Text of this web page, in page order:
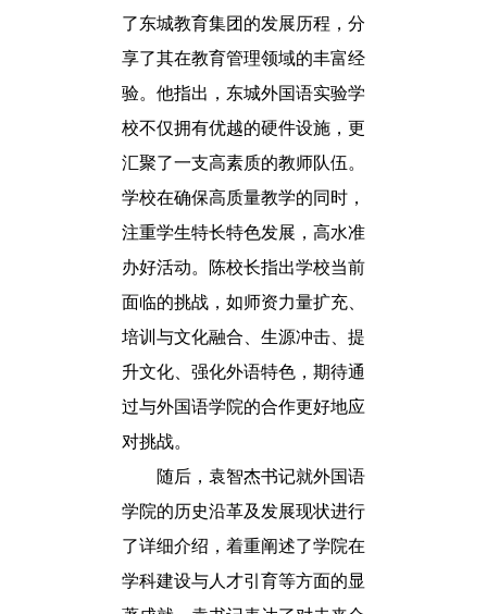
了东城教育集团的发展历程，分
享了其在教育管理领域的丰富经
验。他指出，东城外国语实验学
校不仅拥有优越的硬件设施，更
汇聚了一支高素质的教师队伍。
学校在确保高质量教学的同时，
注重学生特长特色发展，高水准
办好活动。陈校长指出学校当前
面临的挑战，如师资力量扩充、
培训与文化融合、生源冲击、提
升文化、强化外语特色，期待通
过与外国语学院的合作更好地应
对挑战。
随后，袁智杰书记就外国语
学院的历史沿革及发展现状进行
了详细介绍，着重阐述了学院在
学科建设与人才引育等方面的显